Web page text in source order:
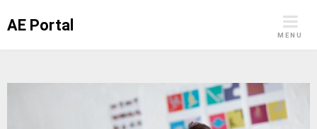
toAE Portal
MENU